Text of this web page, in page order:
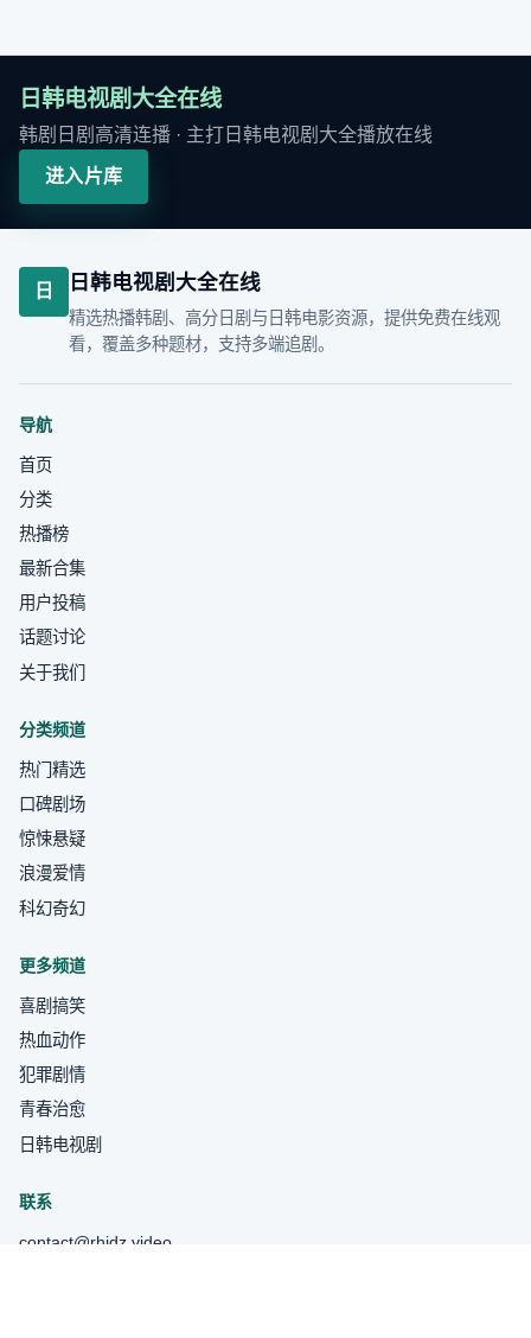
日韩电视剧大全在线
韩剧日剧高清连播 · 主打 日韩电视剧大全播放在线
进入片库
日 日韩电视剧大全在线
精选热播韩剧、高分日剧与日韩电影资源，提供免费在线观
看，覆盖多种题材，支持多端追剧。
导航
首页
分类
热播榜
最新合集
用户投稿
话题讨论
关于我们
分类频道
热门精选
口碑剧场
惊悚悬疑
浪漫爱情
科幻奇幻
更多频道
喜剧搞笑
热血动作
犯罪剧情
青春治愈
日韩电视剧
联系
contact@rhjdz.video